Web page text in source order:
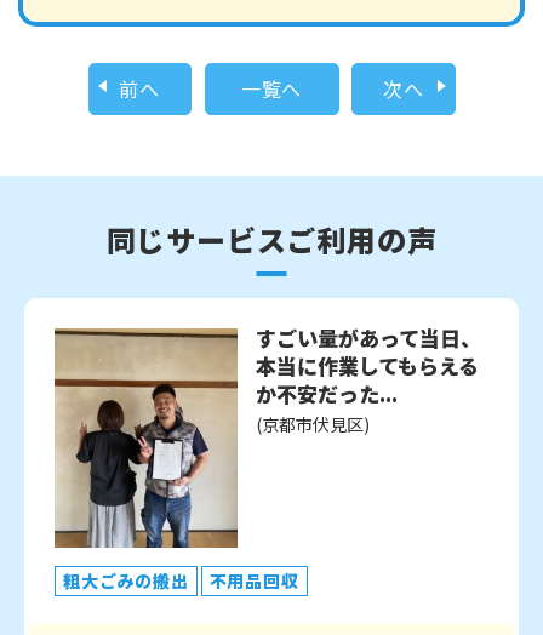
前へ 一覧へ 次へ
同じサービスご利用の声
すごい量があって当日、
本当に作業してもらえる
か不安だった...
(京都市伏見区)
粗大ごみの搬出 不用品回収